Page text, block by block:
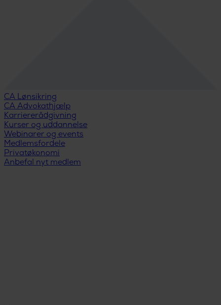
CA Lønsikring
CA Advokathjælp
Karriererådgivning
Kurser og uddannelse
Webinarer og events
Medlemsfordele
Privatøkonomi
Anbefal nyt medlem